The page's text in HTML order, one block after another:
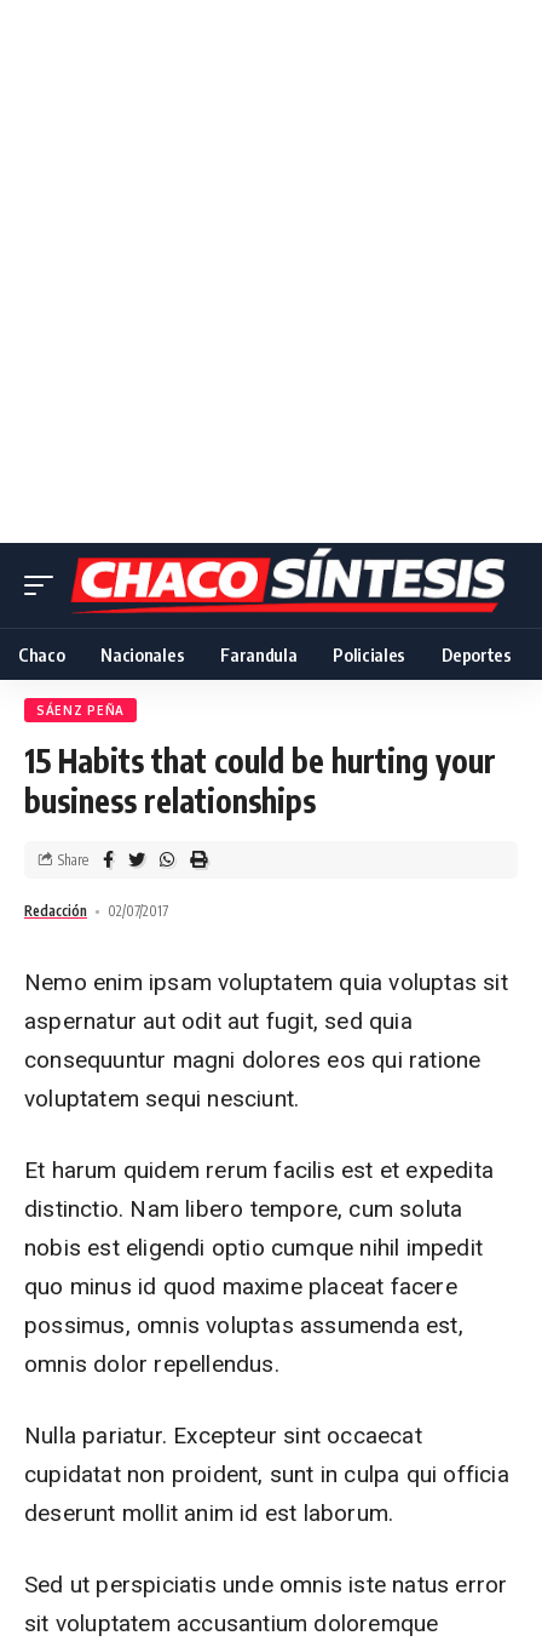
Chaco Nacionales Farandula Policiales Deportes
SÁENZ PEÑA
15 Habits that could be hurting your
business relationships
Redacción 02/07/2017
Share
Nemo enim ipsam voluptatem quia voluptas sit
aspernatur aut odit aut fugit, sed quia
consequuntur magni dolores eos qui ratione
voluptatem sequi nesciunt.
Et harum quidem rerum facilis est et expedita
distinctio. Nam libero tempore, cum soluta
nobis est eligendi optio cumque nihil impedit
quo minus id quod maxime placeat facere
possimus, omnis voluptas assumenda est,
omnis dolor repellendus.
Nulla pariatur. Excepteur sint occaecat
cupidatat non proident, sunt in culpa qui officia
deserunt mollit anim id est laborum.
Sed ut perspiciatis unde omnis iste natus error
sit voluptatem accusantium doloremque